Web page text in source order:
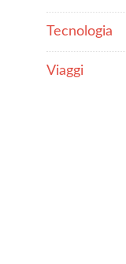
Tecnologia
Viaggi